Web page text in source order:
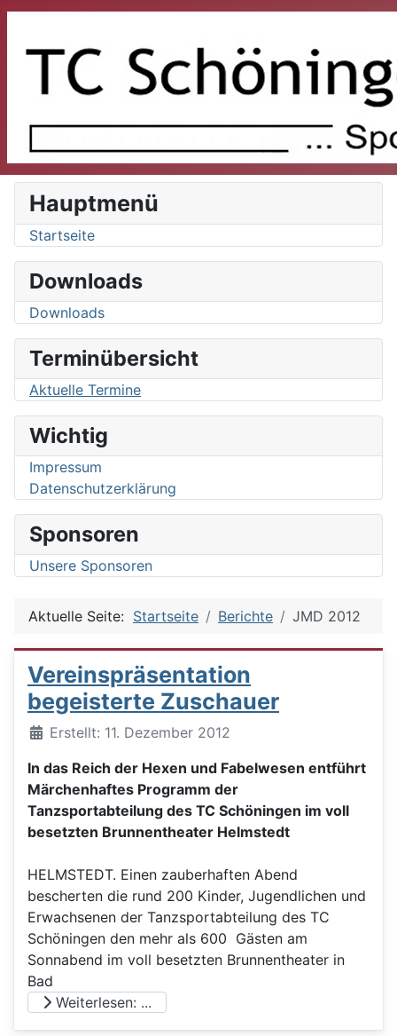
Hauptmenü
Startseite
Downloads
Downloads
Terminübersicht
Aktuelle Termine
Wichtig
Impressum
Datenschutzerklärung
Sponsoren
Unsere Sponsoren
Aktuelle Seite: Startseite Berichte JMD 2012
Vereinspräsentation
begeisterte Zuschauer
DetailsErstellt: 11. Dezember 2012
In das Reich der Hexen und Fabelwesen entführt
Märchenhaftes Programm der
Tanzsportabteilung des TC Schöningen im voll
besetzten Brunnentheater Helmstedt
HELMSTEDT. Einen zauberhaften Abend
bescherten die rund 200 Kinder, Jugendlichen und
Erwachsenen der Tanzsportabteilung des TC
Schöningen den mehr als 600 Gästen am
Sonnabend im voll besetzten Brunnentheater in
Bad
Weiterlesen: ...